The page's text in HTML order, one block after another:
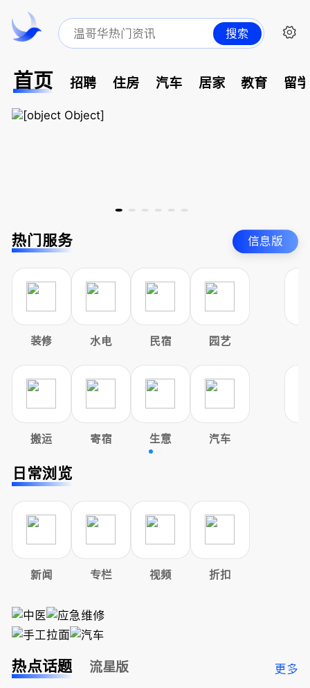
搜索
首页 招聘 住房 汽车 居家 教育 留
热门服务 信息版
装修 水电 民宿 园艺
搬运 寄宿 生意 汽车
日常浏览
新闻 专栏 视频 折扣
热点话题 流星版 更多